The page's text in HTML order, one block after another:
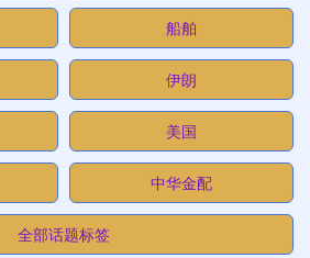
船舶
伊朗
美国
中华金配
全部话题标签